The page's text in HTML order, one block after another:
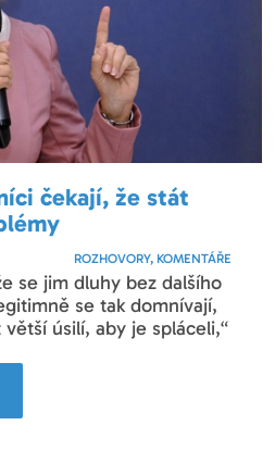
čekají, že stát
ROZHOVORY, KOMENTÁŘE
se jim dluhy bez dalšího
se tak domnívají,
úsilí, aby je spláceli,“